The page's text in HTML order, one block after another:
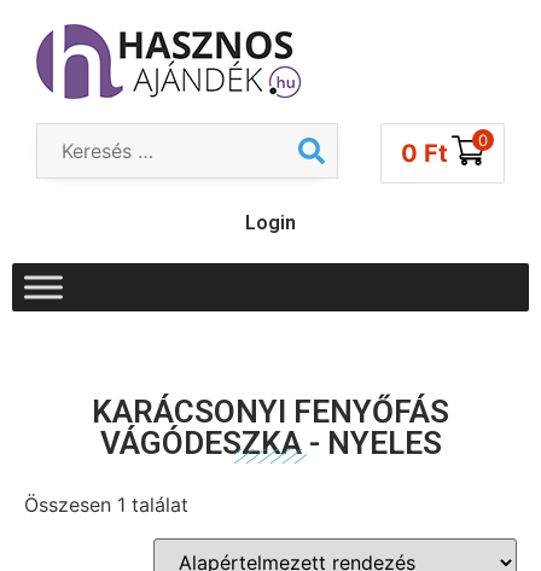
0 Ft 0
Login
KARÁCSONYI FENYŐFÁS
VÁGÓDESZKA - NYELES
Összesen 1 találat